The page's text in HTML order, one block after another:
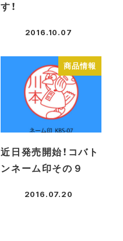
す！
2016.10.07
商品情報
近日発売開始！コバト
ンネーム印その９
2016.07.20